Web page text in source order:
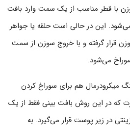
با قطر مناسب از یک سمت وارد بافت
این در حالی است حلقه یا جواهر
قرار گرفته و با خروج سوزن از سمت
می‌شود.
میکرودرمال هم برای سوراخ کردن
که در این روش بافت بینی فقط از یک
در زیر پوست قرار می‌گیرد. به